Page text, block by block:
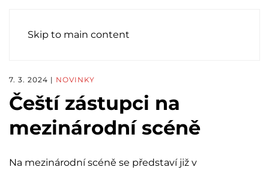
Skip to main content
7. 3. 2024 | NOVINKY
Čeští zástupci na
mezinárodní scéně
Na mezinárodní scéně se představí již v